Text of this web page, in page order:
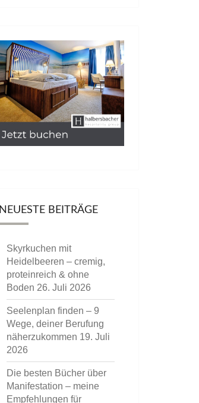
NEUESTE BEITRÄGE
Skyrkuchen mit
Heidelbeeren – cremig,
proteinreich & ohne
Boden 26. Juli 2026
Seelenplan finden – 9
Wege, deiner Berufung
näherzukommen 19. Juli
2026
Die besten Bücher über
Manifestation – meine
Empfehlungen für